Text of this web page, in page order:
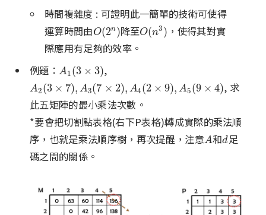
時間複雜度 : 可證明此一簡單的技術可使得
運算時間由O(2n)
O(2n) 降至O(n3)
O(n3) ，使得其對實
際應用有足夠的效率。
例題： A1 (3 × 3)
A1 (3×3 ) ,
A2 (3 × 7), A3(7 × 2), A4(2 × 9), A5(9 × 4)
A2(3×7 ),A3(7×2 ), A4(2×9), A5 (9×4)
, 求
此五矩陣的最小乘法次數。
*要會把切割點表格(右下P表格)轉成實際的乘法順
序，也就是乘法順序樹，再次提醒，注意A
A和d
d足
碼之間的關係。